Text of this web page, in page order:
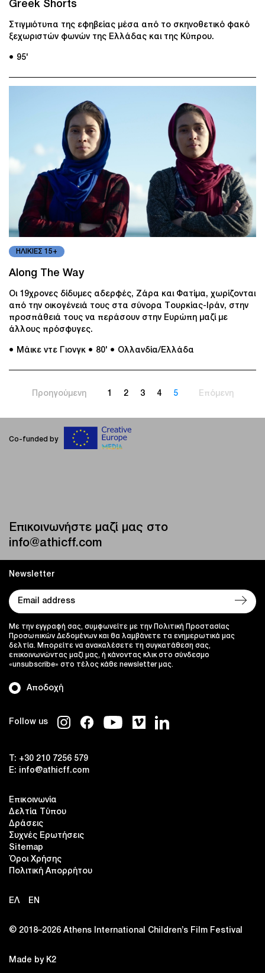
Greek Shorts
Στιγμιότυπα της εφηβείας μέσα από το σκηνοθετικό φακό
ξεχωριστών φωνών της Ελλάδας και της Κύπρου.
● 95'
ΗΛΙΚΙΕΣ 15+
Along The Way
Οι 19χρονες δίδυμες αδερφές, Ζάρα και Φατίμα, χωρίζονται
από την οικογένειά τους στα σύνορα Τουρκίας-Ιράν, στην
προσπάθειά τους να περάσουν στην Ευρώπη μαζί με
άλλους πρόσφυγες.
● Mάικε ντε Γιονγκ ● 80' ● Ολλανδία/Ελλάδα
Προηγούμενη 1 2 3 4 5 Επόμενη
Co-funded by
Επικοινωνήστε μαζί μας στο
info@athicff.com
Follow us
T: +30 210 7256 579
E:
info@athicff.com
Επικοινωνία
Δελτία Τύπου
Δράσεις
Συχνές Ερωτήσεις
Sitemap
Όροι Χρήσης
Πολιτική Απορρήτου
ΕΛ EN
Newsletter
Αποδοχή
Με την εγγραφή σας, συμφωνείτε με την Πολιτική Προστασίας
Προσωπικών Δεδομένων και θα λαμβάνετε τα ενημερωτικά μας
δελτία. Μπορείτε να ανακαλέσετε τη συγκατάθεση σας,
επικοινωνώντας μαζί μας, ή κάνοντας κλικ στο σύνδεσμο
«unsubscribe» στο τέλος κάθε newsletter μας.
© 2018–2026 Αthens International Children’s Film Festival
Made by K2